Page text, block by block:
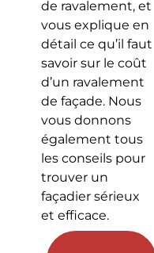
de ravalement, et
vous explique en
détail ce qu’il faut
savoir sur le coût
d’un ravalement
de façade. Nous
vous donnons
également tous
les conseils pour
trouver un
façadier sérieux
et efficace.